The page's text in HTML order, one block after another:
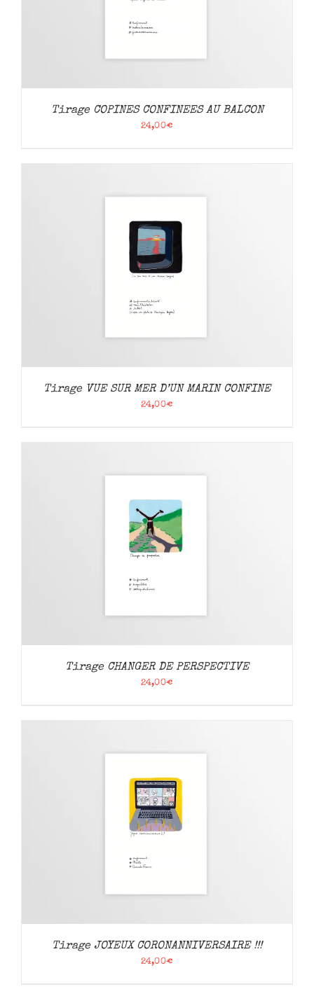
Tirage COPINES CONFINEES AU BALCON
24,00€
Tirage VUE SUR MER D’UN MARIN CONFINE
24,00€
Tirage CHANGER DE PERSPECTIVE
24,00€
Tirage JOYEUX CORONANNIVERSAIRE !!!
24,00€